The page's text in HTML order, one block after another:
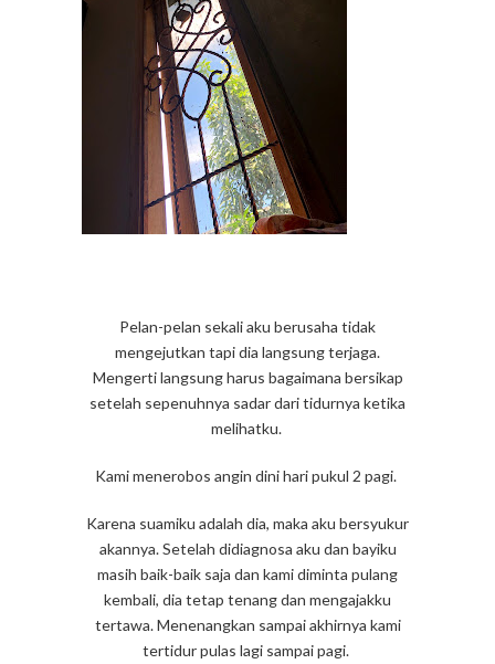
Pelan-pelan sekali aku berusaha tidak
mengejutkan tapi dia langsung terjaga.
Mengerti langsung harus bagaimana bersikap
setelah sepenuhnya sadar dari tidurnya ketika
melihatku.
Kami menerobos angin dini hari pukul 2 pagi.
Karena suamiku adalah dia, maka aku bersyukur
akannya. Setelah didiagnosa aku dan bayiku
masih baik-baik saja dan kami diminta pulang
kembali, dia tetap tenang dan mengajakku
tertawa. Menenangkan sampai akhirnya kami
tertidur pulas lagi sampai pagi.